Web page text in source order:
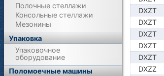
DXZT
DXZT
DXZT
DXZT
DXZT
DXZZ
Полочные стеллажи
Консольные стеллажи
Мезонины
Упаковка
Упаковочное
оборудование
Поломоечные машины